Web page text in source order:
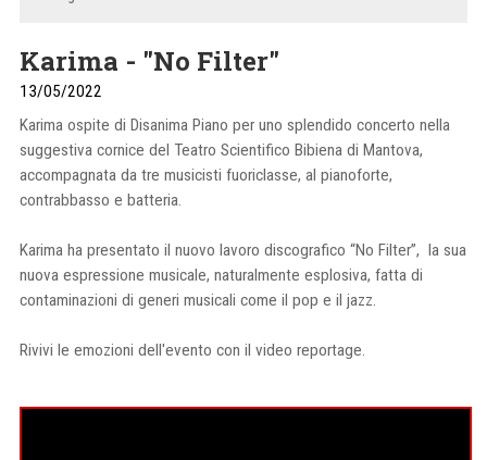
Karima - "No Filter"
13/05/2022
Karima ospite di Disanima Piano per uno splendido concerto nella
suggestiva cornice del Teatro Scientifico Bibiena di Mantova,
accompagnata da tre musicisti fuoriclasse, al pianoforte,
contrabbasso e batteria.
Karima ha presentato il nuovo lavoro discografico “No Filter”, la sua
nuova espressione musicale, naturalmente esplosiva, fatta di
contaminazioni di generi musicali come il pop e il jazz.
Rivivi le emozioni dell'evento con il video reportage.